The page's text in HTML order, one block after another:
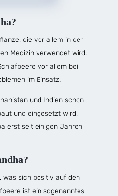
die vor allem in der
Medizin verwendet wird.
vor allem bei
im Einsatz.
und Indien schon
und eingesetzt wird,
erst seit einigen Jahren
was sich positiv auf den
ist ein sogenanntes